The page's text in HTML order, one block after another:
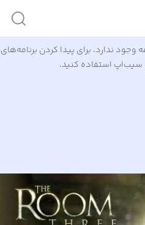
وجود ندارد. برای پیدا کردن برنامه‌های
استفاده کنید.